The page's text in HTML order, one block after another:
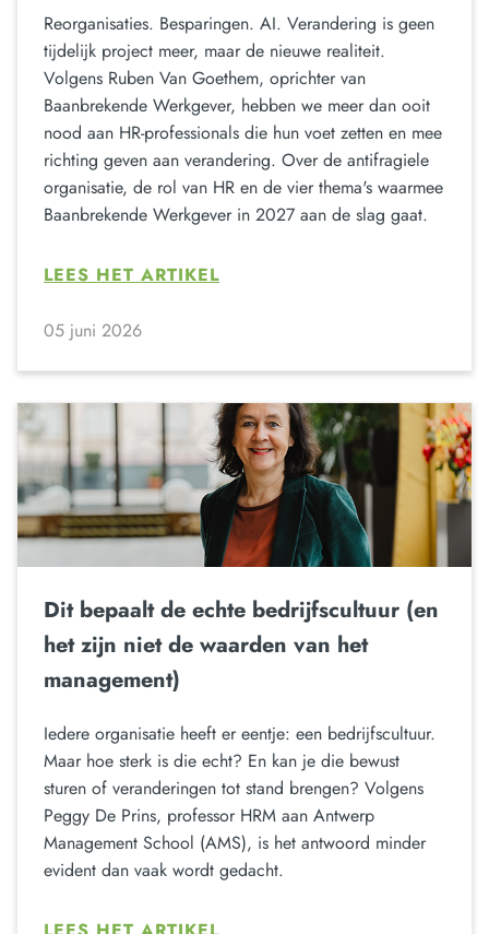
Reorganisaties. Besparingen. AI. Verandering is geen
tijdelijk project meer, maar de nieuwe realiteit.
Volgens Ruben Van Goethem, oprichter van
Baanbrekende Werkgever, hebben we meer dan ooit
nood aan HR-professionals die hun voet zetten en mee
richting geven aan verandering. Over de antifragiele
organisatie, de rol van HR en de vier thema's waarmee
Baanbrekende Werkgever in 2027 aan de slag gaat.
LEES HET ARTIKEL
05 juni 2026
Dit bepaalt de echte bedrijfscultuur (en
het zijn niet de waarden van het
management)
Iedere organisatie heeft er eentje: een bedrijfscultuur.
Maar hoe sterk is die echt? En kan je die bewust
sturen of veranderingen tot stand brengen? Volgens
Peggy De Prins, professor HRM aan Antwerp
Management School (AMS), is het antwoord minder
evident dan vaak wordt gedacht.